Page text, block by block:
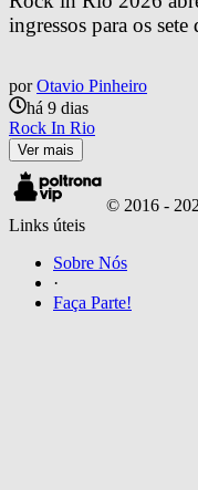
ingressos para os
por Otavio Pinheiro
há 9 dias
Rock In Rio
Ver mais
© 2016 -
Links úteis
Sobre Nós
·
Faça Parte!